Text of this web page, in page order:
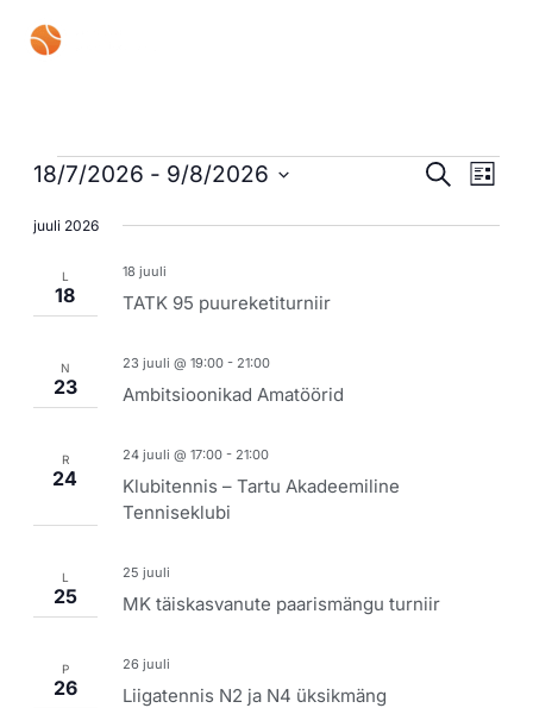
Sündmused
Sündmused
and
Otsi
Nimekiri
18/7/2026 - 9/8/2026
kuupäev.
juuli 2026
L
18 TATK 95 puureketiturniir
18 juuli
N
23 Ambitsioonikad Amatöörid
23 juuli @ 19:00- 21:00
R
24
Klubitennis – Tartu Akadeemiline
Tenniseklubi
24 juuli @ 17:00- 21:00
L
25 MK täiskasvanute paarismängu turniir
25 juuli
P
26 Liigatennis N2 ja N4 üksikmäng
26 juuli